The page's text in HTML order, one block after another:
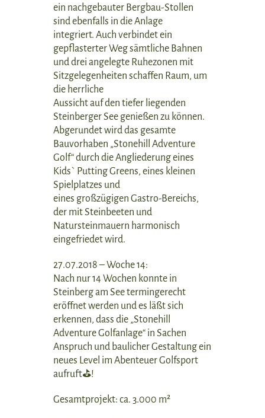
ein nachgebauter Bergbau-Stollen
sind ebenfalls in die Anlage
integriert. Auch verbindet ein
gepflasterter Weg sämtliche Bahnen
und drei angelegte Ruhezonen mit
Sitzgelegenheiten schaffen Raum, um
die herrliche
Aussicht auf den tiefer liegenden
Steinberger See genießen zu können.
Abgerundet wird das gesamte
Bauvorhaben „Stonehill Adventure
Golf“ durch die Angliederung eines
Kids` Putting Greens, eines kleinen
Spielplatzes und
eines großzügigen Gastro-Bereichs,
der mit Steinbeeten und
Natursteinmauern harmonisch
eingefriedet wird.
27.07.2018 – Woche 14:
Nach nur 14 Wochen konnte in
Steinberg am See termingerecht
eröffnet werden und es läßt sich
erkennen, dass die „Stonehill
Adventure Golfanlage“ in Sachen
Anspruch und baulicher Gestaltung ein
neues Level im Abenteuer Golfsport
aufruft⛳!
Gesamtprojekt: ca. 3.000 m²